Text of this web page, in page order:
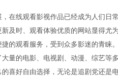
在线观看影视作品已经成为人们日
及时、观看体验优质的网站显得尤
的观看服务，受到众多影迷的青睐
大量的电影、电视剧、动漫、综艺等
的喜好自由选择，无论是追剧党还是